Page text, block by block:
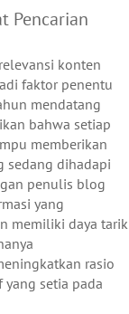
Pencarian
konten
faktor penentu
mendatang
bahwa setiap
memberikan
sedang dihadapi
penulis blog
yang
memiliki daya tarik
rasio
setia pada